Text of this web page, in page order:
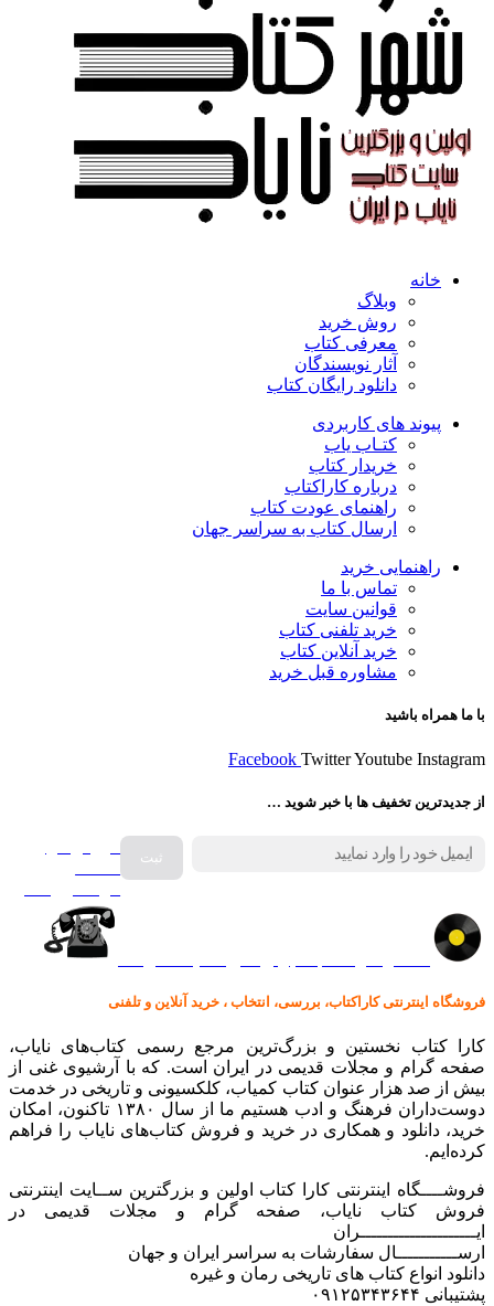
خانه
وبلاگ
روش خرید
معرفی کتاب
آثار نویسندگان
دانلود رایگان کتاب
پیوند های کاربردی
کتـاب یاب
خریدار کتاب
درباره کاراکتاب
راهنمای عودت کتاب
ارسال کتاب به سراسر جهان
راهنمایی خرید
تماس با ما
قوانین سایت
خرید تلفنی کتاب
خرید آنلاین کتاب
مشاوره قبل خرید
با ما همراه باشید
Facebook TwitterYoutube Instagram
از جدیدترین تخفیف ها با خبر شوید …
فروش انواع
فروشگاه اینترنتی کاراکتاب، بررسی، انتخاب ، خرید آنلاین و تلفنی
کارا کتاب نخستین و بزرگ‌ترین مرجع رسمی کتاب‌های نایاب،
صفحه گرام و مجلات قدیمی در ایران است. که با آرشیوی غنی از
بیش از صد هزار عنوان کتاب کمیاب، کلکسیونی و تاریخی در خدمت
دوست‌داران فرهنگ و ادب هستیم ما از سال ۱۳۸۰ تاکنون، امکان
خرید، دانلود و همکاری در خرید و فروش کتاب‌های نایاب را فراهم
کرده‌ایم.
فروشــــگاه اینترنتی کارا کتاب اولین و بزرگترین ســایت اینترنتی
فروش کتاب نایاب، صفحه گرام و مجلات قدیمی در
ایـــــــــــــــــــــران
ارســـــــــــال سفارشات به سراسر ایران و جهان
دانلود انواع کتاب های تاریخی رمان و غیره
پشتیبانی ۰۹۱۲۵۳۴۳۶۴۴